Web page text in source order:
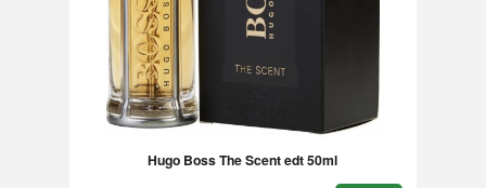
Hugo Boss The Scent edt 50ml